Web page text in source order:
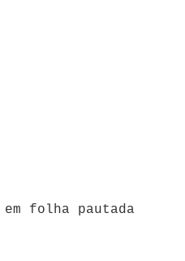
folha pautada